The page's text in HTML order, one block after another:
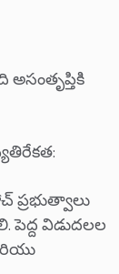
ప్రభుత్వాలు
పెద్ద విడుదలల